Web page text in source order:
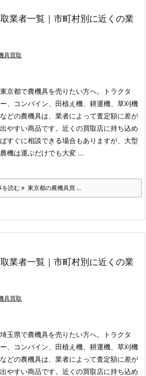
業者一覧｜市町村別に近くの業
具買取
東京都で農機具を売りたい方へ。トラクタ
ー、コンバイン、田植え機、耕運機、草刈機
などの農機具は、業者によって査定額に差が
出やすい商品です。 近くの買取店に持ち込め
ばすぐに相談できる場合もありますが、大型
農機は運ぶだけでも大変 ...
を読む 東京都の農機具買 ...
業者一覧｜市町村別に近くの業
具買取
埼玉県で農機具を売りたい方へ。トラクタ
ー、コンバイン、田植え機、耕運機、草刈機
などの農機具は、業者によって査定額に差が
出やすい商品です。 近くの買取店に持ち込め